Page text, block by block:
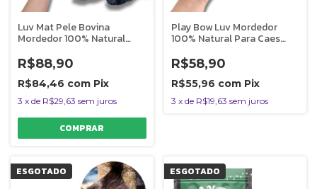
Luv Mat Pele Bovina
Mordedor 100% Natural
R$88,90
R$84,46 com Pix
3 x de R$29,63 sem juros
Play Bow Luv Mordedor
100% Natural Para Caes
Com Pulmao 1 Unidade
R$58,90
R$55,96 com Pix
3 x de R$19,63 sem juros
ESGOTADO ESGOTADO